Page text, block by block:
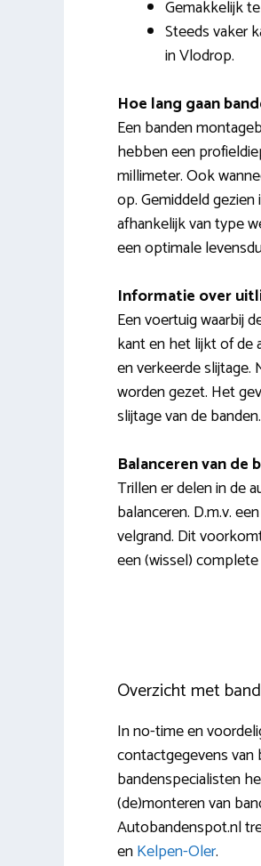
Gemakkelijk
Steeds vaker
in Vlodrop.
Hoe lang gaan
Een banden
hebben een
millimeter. Ook
op. Gemiddeld
afhankelijk van type
een optimale
Informatie over
Een voertuig waarbij
kant en het lijkt of de
en verkeerde
worden gezet. Het
slijtage van de
Balanceren van de
Trillen er delen in de
balanceren. D.m.v.
velgrand. Dit
een (wissel)
Overzicht met
In no-time en
contactgegevens van
bandenspecialisten
(de)monteren van
Autobandenspot.nl
enKelpen-Oler.